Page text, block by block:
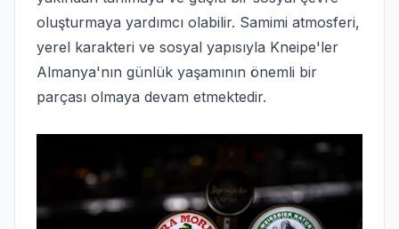
oluşturmaya yardımcı olabilir. Samimi atmosferi,
yerel karakteri ve sosyal yapısıyla Kneipe'ler
Almanya'nın günlük yaşamının önemli bir
parçası olmaya devam etmektedir.